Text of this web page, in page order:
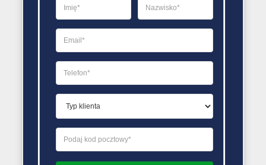
Dostawcy gazu Bystrzyca Kłodzka
PORÓWNYWARKA OFERT GAZU